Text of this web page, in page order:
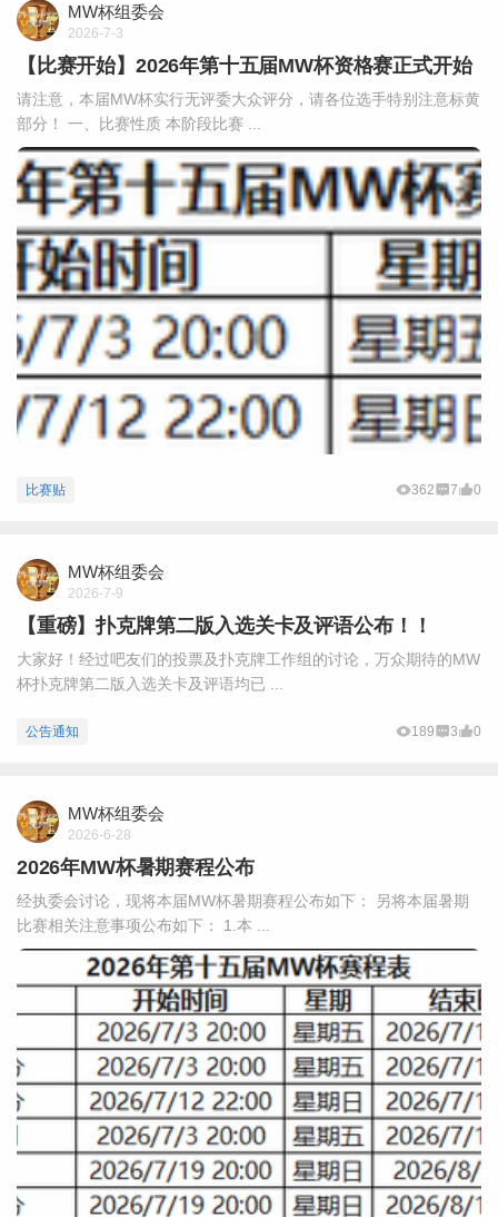
MW杯组委会
2026-7-3
【比赛开始】2026年第十五届MW杯资格赛正式开始
请注意，本届MW杯实行无评委大众评分，请各位选手特别注意标黄
部分！ 一、比赛性质 本阶段比赛 ...
比赛贴 362 7 0
MW杯组委会
2026-7-9
【重磅】扑克牌第二版入选关卡及评语公布！！
大家好！经过吧友们的投票及扑克牌工作组的讨论，万众期待的MW
杯扑克牌第二版入选关卡及评语均已 ...
公告通知 189 3 0
MW杯组委会
2026-6-28
2026年MW杯暑期赛程公布
经执委会讨论，现将本届MW杯暑期赛程公布如下： 另将本届暑期
比赛相关注意事项公布如下： 1.本 ...